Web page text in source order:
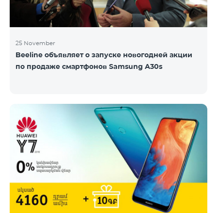
25 November
Beeline объявляет о запуске новогодней акции
по продаже смартфонов Samsung A30s